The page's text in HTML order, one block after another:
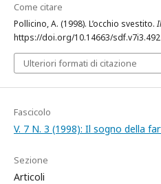
Come citare
Pollicino, A. (1998). L’occhio svestito.
https://doi.org/10.14663/sdf.v7i3.492
Ulteriori formati di citazione
Fascicolo
V. 7 N. 3 (1998): Il sogno della
Sezione
Articoli